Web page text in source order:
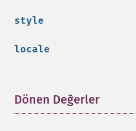
style
locale
Dönen Değerler